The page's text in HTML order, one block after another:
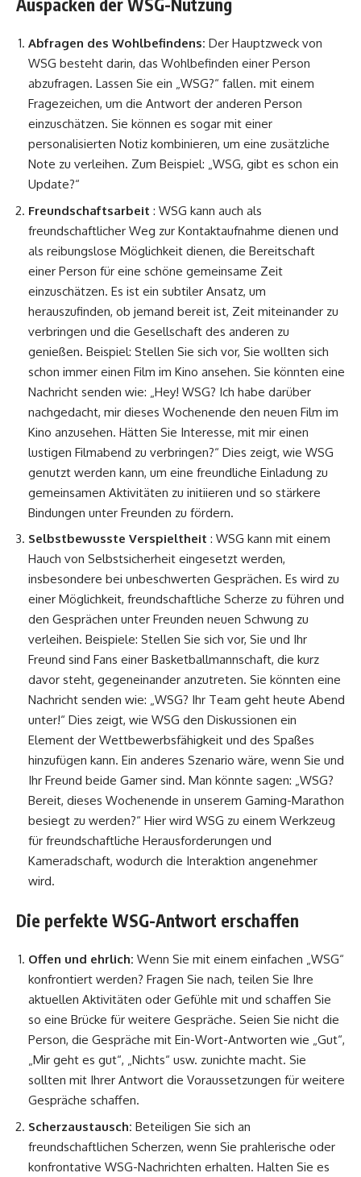
Abfragen des Wohlbefindens: Der Hauptzweck von
WSG besteht darin, das Wohlbefinden einer Person
abzufragen. Lassen Sie ein „WSG?“ fallen. mit einem
Fragezeichen, um die Antwort der anderen Person
einzuschätzen. Sie können es sogar mit einer
personalisierten Notiz kombinieren, um eine zusätzliche
Note zu verleihen. Zum Beispiel: „WSG, gibt es schon ein
Update?“
Freundschaftsarbeit : WSG kann auch als
freundschaftlicher Weg zur Kontaktaufnahme dienen und
als reibungslose Möglichkeit dienen, die Bereitschaft
einer Person für eine schöne gemeinsame Zeit
einzuschätzen. Es ist ein subtiler Ansatz, um
herauszufinden, ob jemand bereit ist, Zeit miteinander zu
verbringen und die Gesellschaft des anderen zu
genießen. Beispiel: Stellen Sie sich vor, Sie wollten sich
schon immer einen Film im Kino ansehen. Sie könnten eine
Nachricht senden wie: „Hey! WSG? Ich habe darüber
nachgedacht, mir dieses Wochenende den neuen Film im
Kino anzusehen. Hätten Sie Interesse, mit mir einen
lustigen Filmabend zu verbringen?“ Dies zeigt, wie WSG
genutzt werden kann, um eine freundliche Einladung zu
gemeinsamen Aktivitäten zu initiieren und so stärkere
Bindungen unter Freunden zu fördern.
Selbstbewusste Verspieltheit : WSG kann mit einem
Hauch von Selbstsicherheit eingesetzt werden,
insbesondere bei unbeschwerten Gesprächen. Es wird zu
einer Möglichkeit, freundschaftliche Scherze zu führen und
den Gesprächen unter Freunden neuen Schwung zu
verleihen. Beispiele: Stellen Sie sich vor, Sie und Ihr
Freund sind Fans einer Basketballmannschaft, die kurz
davor steht, gegeneinander anzutreten. Sie könnten eine
Nachricht senden wie: „WSG? Ihr Team geht heute Abend
unter!“ Dies zeigt, wie WSG den Diskussionen ein
Element der Wettbewerbsfähigkeit und des Spaßes
hinzufügen kann. Ein anderes Szenario wäre, wenn Sie und
Ihr Freund beide Gamer sind. Man könnte sagen: „WSG?
Bereit, dieses Wochenende in unserem Gaming-Marathon
besiegt zu werden?“ Hier wird WSG zu einem Werkzeug
für freundschaftliche Herausforderungen und
Kameradschaft, wodurch die Interaktion angenehmer
wird.
Die perfekte WSG-Antwort erschaffen
Offen und ehrlich: Wenn Sie mit einem einfachen „WSG“
konfrontiert werden? Fragen Sie nach, teilen Sie Ihre
aktuellen Aktivitäten oder Gefühle mit und schaffen Sie
so eine Brücke für weitere Gespräche. Seien Sie nicht die
Person, die Gespräche mit Ein-Wort-Antworten wie „Gut“,
„Mir geht es gut“, „Nichts“ usw. zunichte macht. Sie
sollten mit Ihrer Antwort die Voraussetzungen für weitere
Gespräche schaffen.
Scherzaustausch: Beteiligen Sie sich an
freundschaftlichen Scherzen, wenn Sie prahlerische oder
konfrontative WSG-Nachrichten erhalten. Halten Sie es